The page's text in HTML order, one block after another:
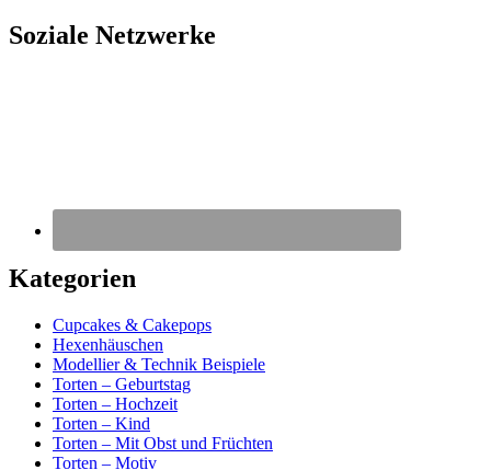
Soziale Netzwerke
Kategorien
Cupcakes & Cakepops
Hexenhäuschen
Modellier & Technik Beispiele
Torten – Geburtstag
Torten – Hochzeit
Torten – Kind
Torten – Mit Obst und Früchten
Torten – Motiv